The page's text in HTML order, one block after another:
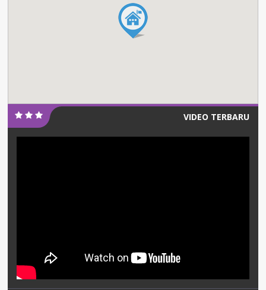
VIDEO TERBARU